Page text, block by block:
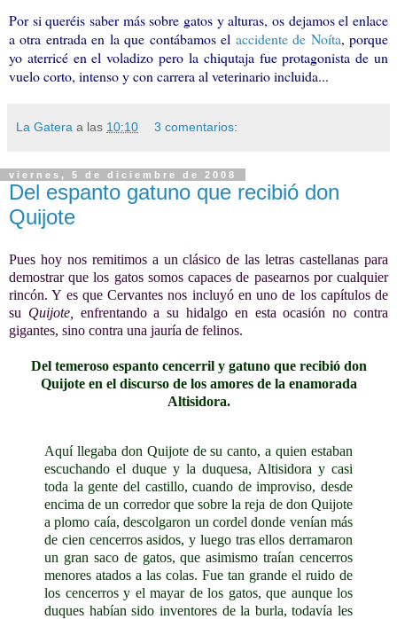
Por si queréis saber más sobre gatos y alturas, os dejamos el enlace
a otra entrada en la que contábamos el accidente de Noíta, porque
yo aterricé en el voladizo pero la chiqutaja fue protagonista de un
vuelo corto, intenso y con carrera al veterinario incluida...
La Gatera a las 10:10 3 comentarios:
viernes, 5 de diciembre de 2008
Del espanto gatuno que recibió don
Quijote
Pues hoy nos remitimos a un clásico de las letras castellanas para
demostrar que los gatos somos capaces de pasearnos por cualquier
rincón. Y es que Cervantes nos incluyó en uno de los capítulos de
su Quijote,
enfrentando a su hidalgo en esta ocasión no contra
gigantes, sino contra una jauría de felinos.
Del temeroso espanto cencerril y gatuno que recibió don
Quijote en el discurso de los amores de la enamorada
Altisidora.
Aquí llegaba don Quijote de su canto, a quien estaban
escuchando el duque y la duquesa, Altisidora y casi
toda la gente del castillo, cuando de improviso, desde
encima de un corredor que sobre la reja de don Quijote
a plomo caía, descolgaron un cordel donde venían más
de cien cencerros asidos, y luego tras ellos derramaron
un gran saco de gatos, que asimismo traían cencerros
menores atados a las colas. Fue tan grande el ruido de
los cencerros y el mayar de los gatos, que aunque los
duques habían sido inventores de la burla, todavía les